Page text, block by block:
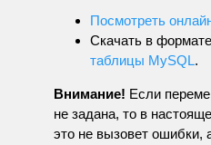
Посмотреть
Скачать в
таблицы MySQL.
Внимание! Если
не задана, то в
это не вызовет ошибки,